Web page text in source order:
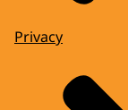
Privacy